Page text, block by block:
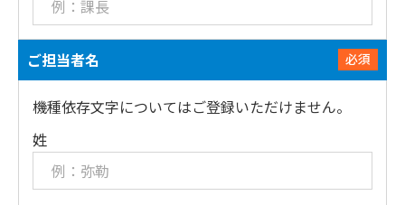
必須
ご担当者名
機種依存文字についてはご登録いただけません。
姓